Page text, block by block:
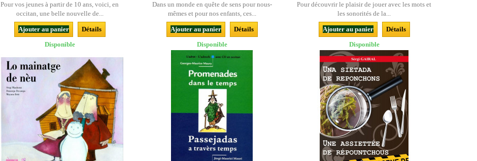
Pour vos jeunes à partir de 10 ans, voici, en
occitan, une belle nouvelle de...
Ajouter au panier
Détails
Disponible
Dans un monde en quête de sens pour nous-
mêmes et pour nos enfants, ces...
Ajouter au panier
Détails
Disponible
Pour découvrir le plaisir de jouer avec les mots et
les sonorités de la...
Ajouter au panier
Détails
Disponible